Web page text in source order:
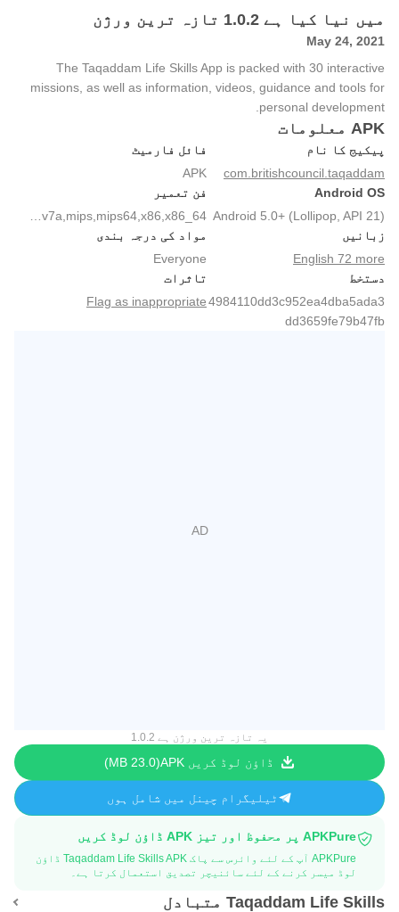
میں نیا کیا ہے 1.0.2 تازہ ترین ورژن
May 24, 2021
The Taqaddam Life Skills App is packed with 30 interactive
missions, as well as information, videos, guidance and tools for
personal development.
APK معلومات
پیکیج کا نام
com.britishcouncil.taqaddam
فائل فارمیٹ
APK
Android OS
Android 5.0+ (Lollipop, API 21)
فن تعمیر
زبانیں
English 72 more
مواد کی درجہ بندی
Everyone
دستخط
4984110dd3c952ea4dba5ada3
dd3659fe79b47fb
تاثرات
Flag as inappropriate
یہ تازہ ترین ورژن ہے 1.0.2
ڈاؤن لوڈ کریں APK 23.0 MB
ٹیلیگرام چینل میں شامل ہوں
APKPure پر محفوظ اور تیز APK ڈاؤن لوڈ کریں
APKPure آپ کے لئے وائرس سے پاک Taqaddam Life Skills APK ڈاؤن
لوڈ میسر کرنے کے لئے سائنیچر تصدیق استعمال کرتا ہے۔
Taqaddam Life Skills متبادل